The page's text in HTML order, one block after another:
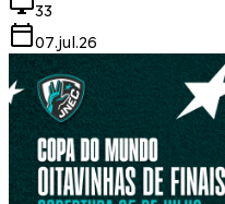
33
07.jul.26